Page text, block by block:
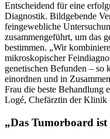
Entscheidend für eine
Diagnostik. Bildgebende
feingewebliche
zusammengeführt, um das
bestimmen. „Wir
mikroskopischer
genetischen Befunden –
einordnen und in
Frau die beste Behandlung
Logé, Chefärztin der Klinik
„Das Tumorboard